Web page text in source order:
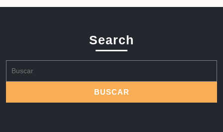
Search